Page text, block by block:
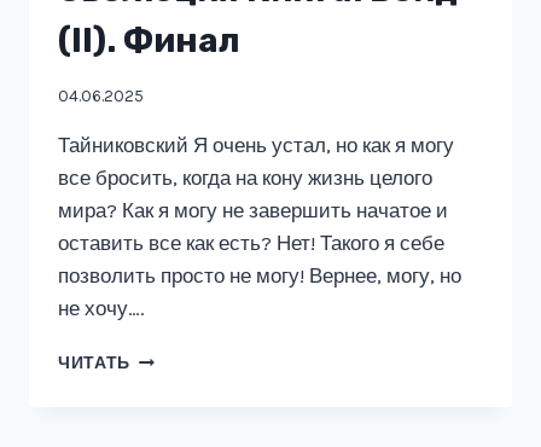
(ll). Финал
04.06.2025
Тайниковский Я очень устал, но как я могу
все бросить, когда на кону жизнь целого
мира? Как я могу не завершить начатое и
оставить все как есть? Нет! Такого я себе
позволить просто не могу! Вернее, могу, но
не хочу….
ЧИТАТЬ ЭВОЛЮЦИЯ